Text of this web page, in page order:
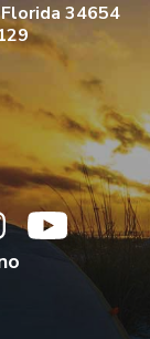
34654